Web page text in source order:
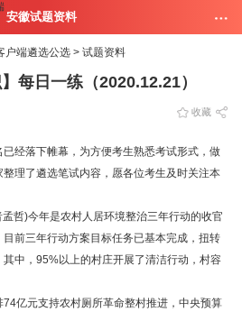
安徽试题资料
户端遴选公选 > 试题资料
每日一练（2020.12.21）
收藏
经落下帷幕，为方便考生熟悉考试形式，做
理了遴选笔试内容，愿各位考生及时关注本
)今年是农村人居环境整治三年行动的收官
前三年行动方案目标任务已基本完成，扭转
中，95%以上的村庄开展了清洁行动，村容
亿元支持农村厕所革命整村推进，中央预算